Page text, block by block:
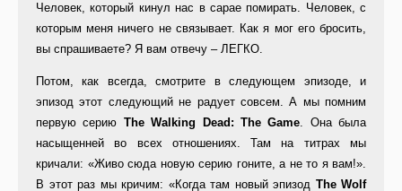
Человек, который кинул нас в сарае помирать. Человек, с
которым меня ничего не связывает. Как я мог его бросить,
вы спрашиваете? Я вам отвечу – ЛЕГКО.
Потом, как всегда, смотрите в следующем эпизоде, и
эпизод этот следующий не радует совсем. А мы помним
первую серию The Walking Dead: The Game. Она была
насыщенней во всех отношениях. Там на титрах мы
кричали: «Живо сюда новую серию гоните, а не то я вам!».
В этот раз мы кричим: «Когда там новый эпизод The Wolf